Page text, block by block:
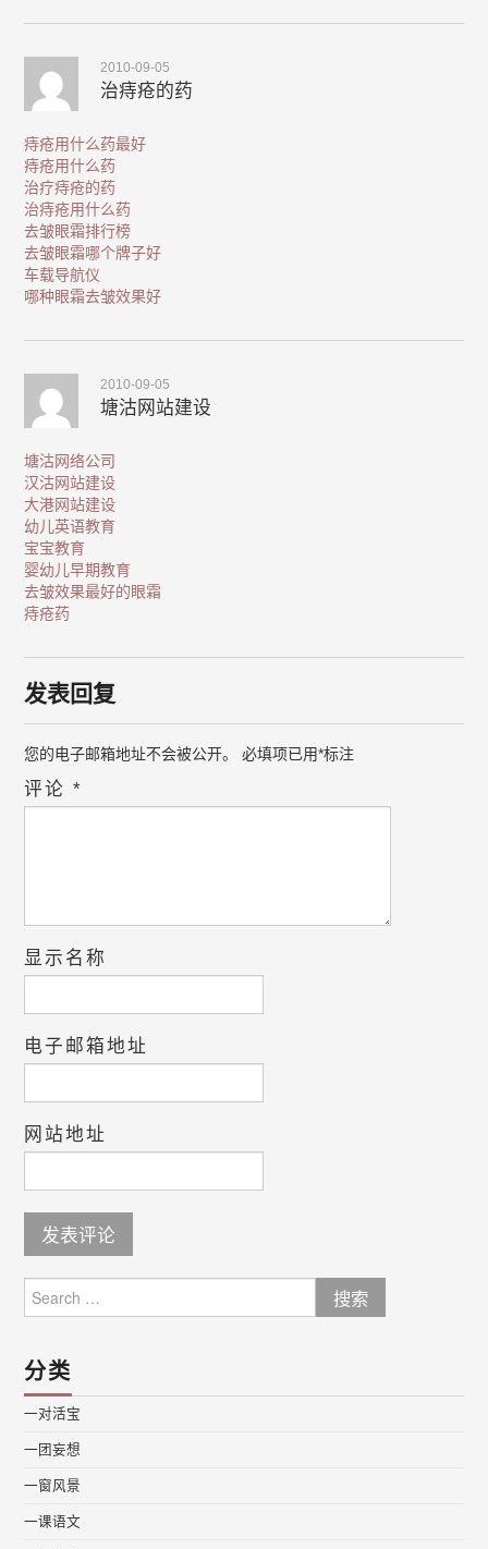
2010-09-05
治痔疮的药
痔疮用什么药最好
痔疮用什么药
治疗痔疮的药
治痔疮用什么药
去皱眼霜排行榜
去皱眼霜哪个牌子好
车载导航仪
哪种眼霜去皱效果好
2010-09-05
塘沽网站建设
塘沽网络公司
汉沽网站建设
大港网站建设
幼儿英语教育
宝宝教育
婴幼儿早期教育
去皱效果最好的眼霜
痔疮药
发表回复
您的电子邮箱地址不会被公开。 必填项已用*标注
评论*
显示名称
电子邮箱地址
网站地址
for:
分类
一对活宝
一团妄想
一窗风景
一课语文